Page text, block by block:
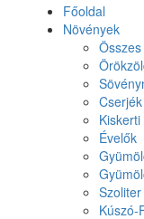
Főoldal
Növények
Cserjék
Évelők
Kúszó-